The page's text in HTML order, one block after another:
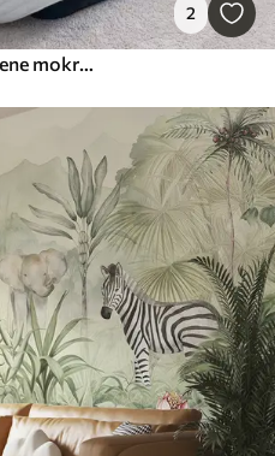
2
Abstraktne veje z listi zamegljene mokri akvarel